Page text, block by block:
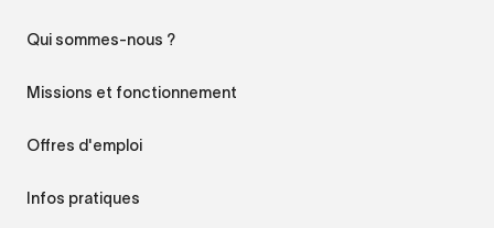
Qui sommes-nous ?
Missions et fonctionnement
Offres d'emploi
Infos pratiques